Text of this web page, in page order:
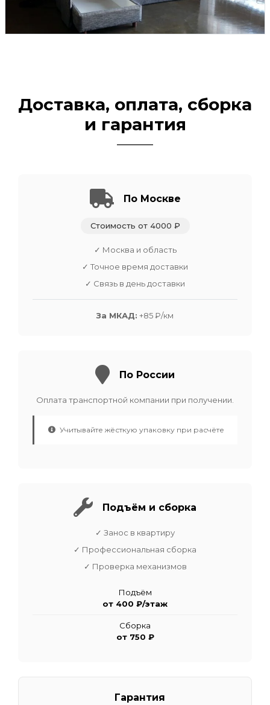
Доставка, оплата, сборка
и гарантия
По Москве
Стоимость от 4000 ₽
✓ Москва и область
✓ Точное время доставки
✓ Связь в день доставки
За МКАД: +85 ₽/км
По России
Оплата транспортной компании при получении.
Учитывайте жёсткую упаковку при расчёте
Подъём и сборка
✓ Занос в квартиру
✓ Профессиональная сборка
✓ Проверка механизмов
Подъём
от 400 ₽/этаж
Сборка
от 750 ₽
Гарантия